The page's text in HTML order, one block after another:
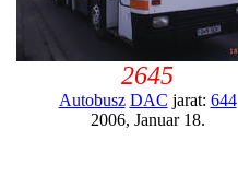
2645
Autobusz DAC jarat: 644
2006, Januar 18.